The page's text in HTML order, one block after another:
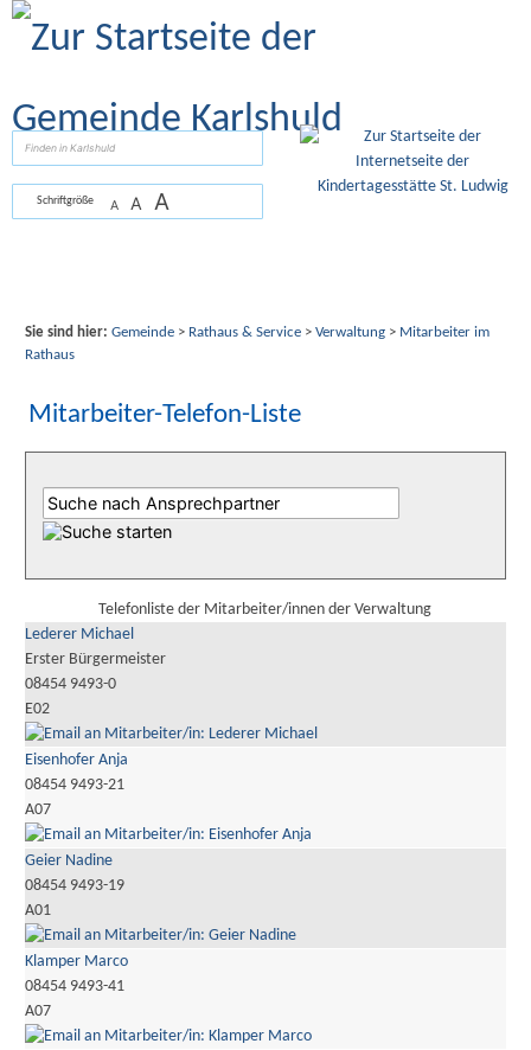
Zum Inhalt
Schriftgröße A A A
Sie sind hier: Gemeinde> Rathaus & Service> Verwaltung> Mitarbeiter im
Rathaus
Mitarbeiter-Telefon-Liste
Telefonliste der Mitarbeiter/innen der Verwaltung
Lederer Michael
Erster Bürgermeister
08454 9493-0
E02
Eisenhofer Anja
08454 9493-21
A07
Geier Nadine
08454 9493-19
A01
Klamper Marco
08454 9493-41
A07